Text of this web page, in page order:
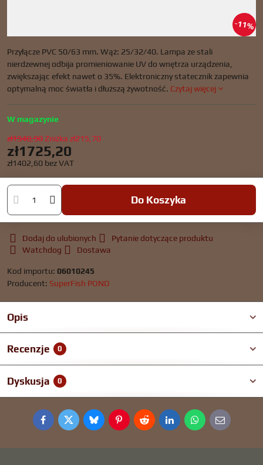
11%
Przyłącze PVC 50/63 mm. Wąż: 25/32/40. Lampa ze stali
nierdzewnej odbija promieniowanie UV do wnętrza urządzenia,
zwiększając efekt nawet o 35%. Elektroniczny statecznik zapewnia
optymalną moc światła i dłuższą żywotność. Czytaj więcej
W magazynie
zł1940,90Zniżka zł215,70
zł1725,20
zł1402,60 bez VAT
Do Koszyka
Dodaj do ulubionych
Pytanie dotyczące produktu
Watchdog
Dostawa
Kod importu: 06010245
Producent: SuperFish POND
Opis
Recenzje 0
Dyskusja 0
FacebookTwitterBlueskyPinterestRedditLinkedInWhatsApp
E-
mail